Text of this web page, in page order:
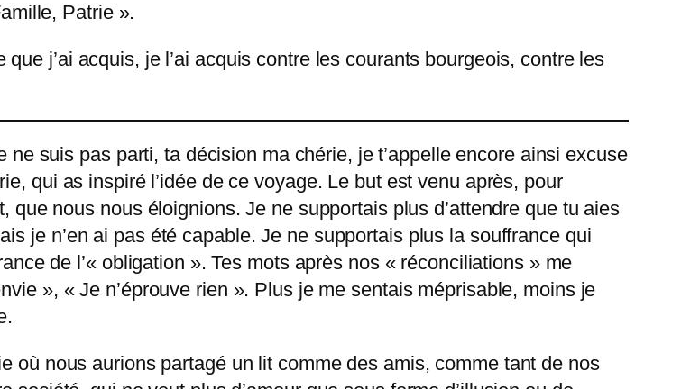
Patrie ».
j’ai acquis, je l’ai acquis contre les courants bourgeois, contre les
suis pas parti, ta décision ma chérie, je t’appelle encore ainsi excuse
qui as inspiré l’idée de ce voyage. Le but est venu après, pour
nous nous éloignions. Je ne supportais plus d’attendre que tu aies
je n’en ai pas été capable. Je ne supportais plus la souffrance qui
de l’« obligation ». Tes mots après nos « réconciliations » me
», « Je n’éprouve rien ». Plus je me sentais méprisable, moins je
où nous aurions partagé un lit comme des amis, comme tant de nos